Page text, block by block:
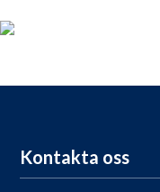
Kontakta oss